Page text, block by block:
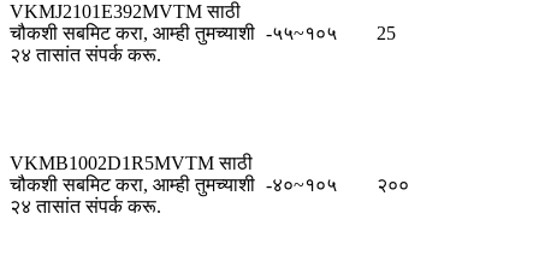
VKMJ2101E392MVTM साठी
चौकशी सबमिट करा, आम्ही तुमच्याशी
२४ तासांत संपर्क करू.
-५५~१०५ 25
VKMB1002D1R5MVTM साठी
चौकशी सबमिट करा, आम्ही तुमच्याशी
२४ तासांत संपर्क करू.
-४०~१०५ २००